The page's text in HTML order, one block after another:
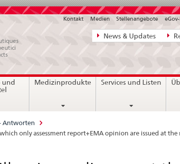
Direktnavigation
News,
Kontakt
News & Updates
Kontakt Medien Stellenangebote
und
Medizinprodukte Services und Listen
Antworten
only assessment report+EMA opinion are issued at